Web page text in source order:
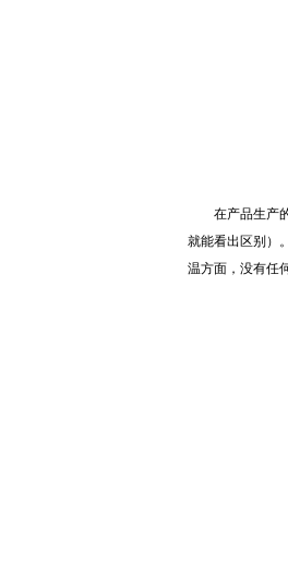
在产品生产的
就能看出区别）
温方面，没有任